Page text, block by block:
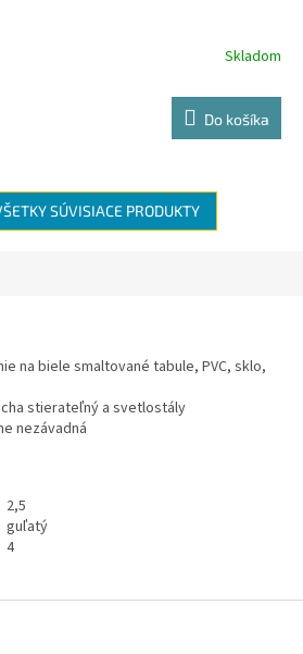
Skladom
Do košíka
SÚVISIACE PRODUKTY
na biele smaltované tabule, PVC, sklo,
stierateľný a svetlostály
nezávadná
2,5
guľatý
4